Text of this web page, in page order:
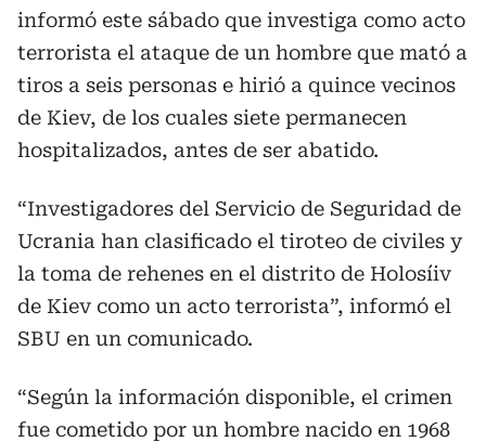
informó este sábado que investiga como acto
terrorista el ataque de un hombre que mató a
tiros a seis personas e hirió a quince vecinos
de Kiev, de los cuales siete permanecen
hospitalizados, antes de ser abatido.
“Investigadores del Servicio de Seguridad de
Ucrania han clasificado el tiroteo de civiles y
la toma de rehenes en el distrito de Holosíiv
de Kiev como un acto terrorista”, informó el
SBU en un comunicado.
“Según la información disponible, el crimen
fue cometido por un hombre nacido en 1968